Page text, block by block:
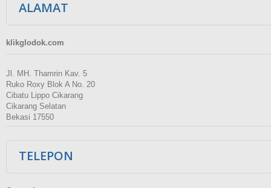
ALAMAT
klikglodok.com
Jl. MH. Thamrin Kav. 5
Ruko Roxy Blok A No. 20
Cibatu Lippo Cikarang
Cikarang Selatan
Bekasi 17550
TELEPON